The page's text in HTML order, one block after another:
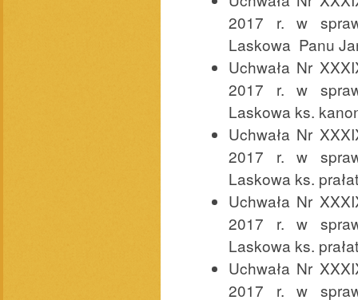
2017 r. w
Laskowa Panu
Uchwała Nr
2017 r. w
Laskowa ks.
Uchwała Nr
2017 r. w
Laskowa ks.
Uchwała Nr
2017 r. w
Laskowa ks.
Uchwała Nr
2017 r. w